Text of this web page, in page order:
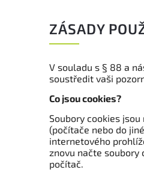
ZÁSADY
V souladu s § 88 a
soustředit vaši
Co jsou cookies?
Soubory cookies
(počítače nebo do
internetového
znovu načte soubory
počítač.